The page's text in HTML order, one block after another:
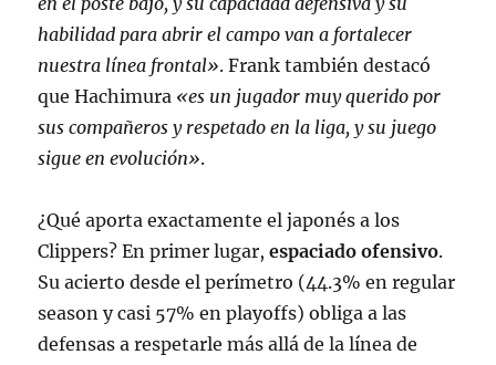
habilidad para abrir el campo van a fortalecer
nuestra línea frontal». Frank también destacó
que Hachimura «es un jugador muy querido por
sus compañeros y respetado en la liga, y su juego
sigue en evolución».
¿Qué aporta exactamente el japonés a los
Clippers? En primer lugar,espaciado ofensivo.
Su acierto desde el perímetro (44.3% en regular
season y casi 57% en playoffs) obliga a las
defensas a respetarle más allá de la línea de